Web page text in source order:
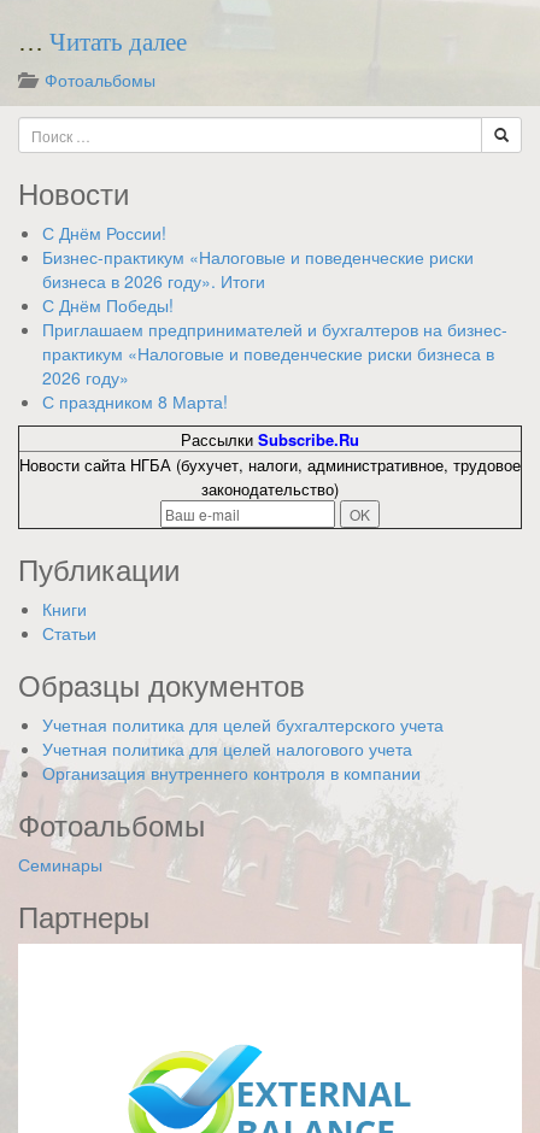
… Читать далее
Фотоальбомы
Новости
С Днём России!
Бизнес-практикум «Налоговые и поведенческие риски
бизнеса в 2026 году». Итоги
С Днём Победы!
Приглашаем предпринимателей и бухгалтеров на бизнес-
практикум «Налоговые и поведенческие риски бизнеса в
2026 году»
С праздником 8 Марта!
Рассылки Subscribe.Ru
Новости сайта НГБА (бухучет, налоги, административное, трудовое
законодательство)
Публикации
Книги
Статьи
Образцы документов
Учетная политика для целей бухгалтерского учета
Учетная политика для целей налогового учета
Организация внутреннего контроля в компании
Фотоальбомы
Семинары
Партнеры